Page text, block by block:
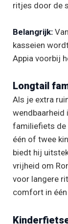
ritjes door de
Belangrijk:
kasseien
Appia voorbij
Longtail
Als je extra
wendbaarheid
familiefiets de
één of twee
biedt hij
vrijheid om
voor langere
comfort in